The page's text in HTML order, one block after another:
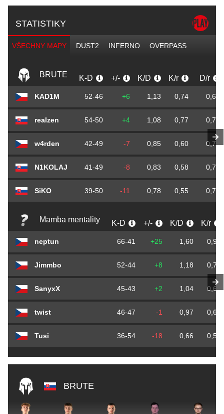
STATISTIKY
VŠECHNY MAPY DUST2 INFERNO OVERPASS
BRUTE K-D +/- K/D K/r D/r
KAD1M 52-46 +6 1,13 0,74 0,65
realzen 54-50 +4 1,08 0,77 0,71
w4rden 42-49 -7 0,85 0,60 0,70
N1KOLAJ 41-49 -8 0,83 0,58 0,70
SiKO 39-50 -11 0,78 0,55 0,71
Mamba mentality K-D +/- K/D K/r
neptun 66-41 +25 1,60 0,94
Jimmbo 52-44 +8 1,18 0,74
SanyxX 45-43 +2 1,04 0,64
twist 46-47 -1 0,97 0,65
Tusi 36-54 -18 0,66 0,51
BRUTE